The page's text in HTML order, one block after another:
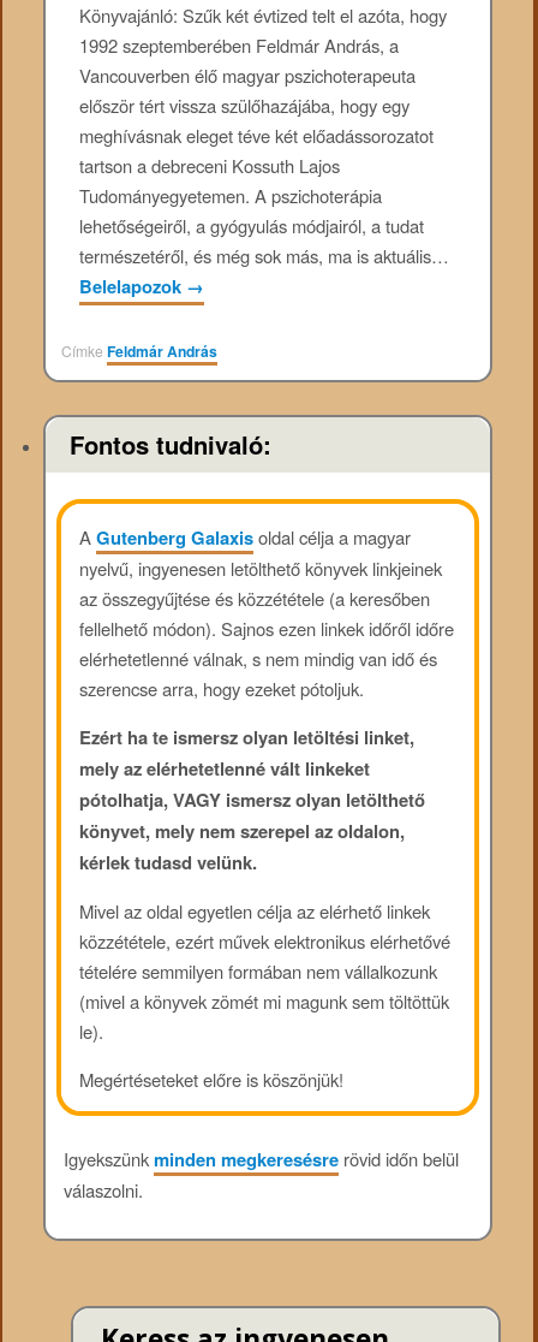
Könyvajánló: Szűk két évtized telt el azóta, hogy
1992 szeptemberében Feldmár András, a
Vancouverben élő magyar pszichoterapeuta
először tért vissza szülőhazájába, hogy egy
meghívásnak eleget téve két előadássorozatot
tartson a debreceni Kossuth Lajos
Tudományegyetemen. A pszichoterápia
lehetőségeiről, a gyógyulás módjairól, a tudat
természetéről, és még sok más, ma is aktuális…
Belelapozok →
CímkeFeldmár András
Fontos tudnivaló:
AGutenberg Galaxisoldal célja a magyar
nyelvű, ingyenesen letölthető könyvek linkjeinek
az összegyűjtése és közzététele (a keresőben
fellelhető módon). Sajnos ezen linkek időről időre
elérhetetlenné válnak, s nem mindig van idő és
szerencse arra, hogy ezeket pótoljuk.
Ezért ha te ismersz olyan letöltési linket,
mely az elérhetetlenné vált linkeket
pótolhatja, VAGY ismersz olyan letölthető
könyvet, mely nem szerepel az oldalon,
kérlek tudasd velünk.
Mivel az oldal egyetlen célja az elérhető linkek
közzététele, ezért művek elektronikus elérhetővé
tételére semmilyen formában nem vállalkozunk
(mivel a könyvek zömét mi magunk sem töltöttük
le).
Megértéseteket előre is köszönjük!
Igyekszünkminden megkeresésrerövid időn belül
válaszolni.